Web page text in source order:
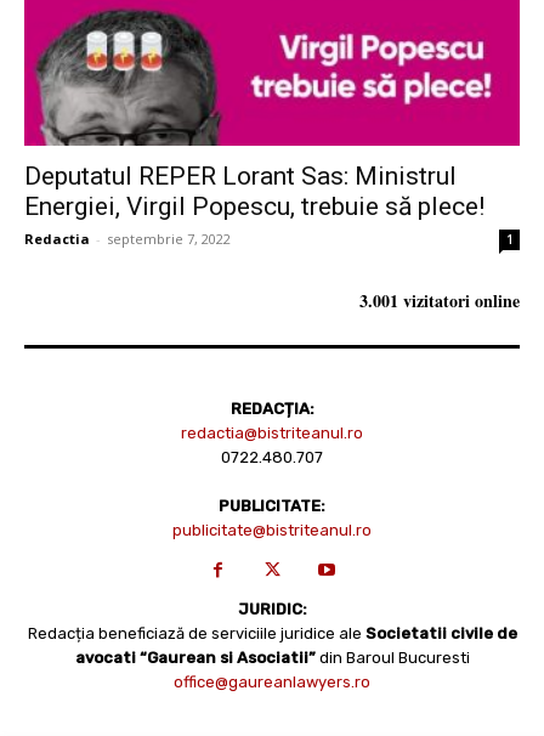
Deputatul REPER Lorant Sas: Ministrul
Energiei, Virgil Popescu, trebuie să plece!
Redactia - septembrie 7, 2022 1
3.001 vizitatori online
REDACȚIA:
redactia@bistriteanul.ro
0722.480.707
PUBLICITATE:
publicitate@bistriteanul.ro
JURIDIC:
Redacția beneficiază de serviciile juridice ale Societatii civile de
avocati “Gaurean si Asociatii” din Baroul Bucuresti
office@gaureanlawyers.ro